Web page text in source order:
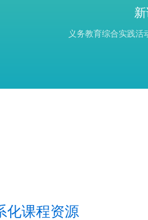
义务教育综合实践活
化课程资源